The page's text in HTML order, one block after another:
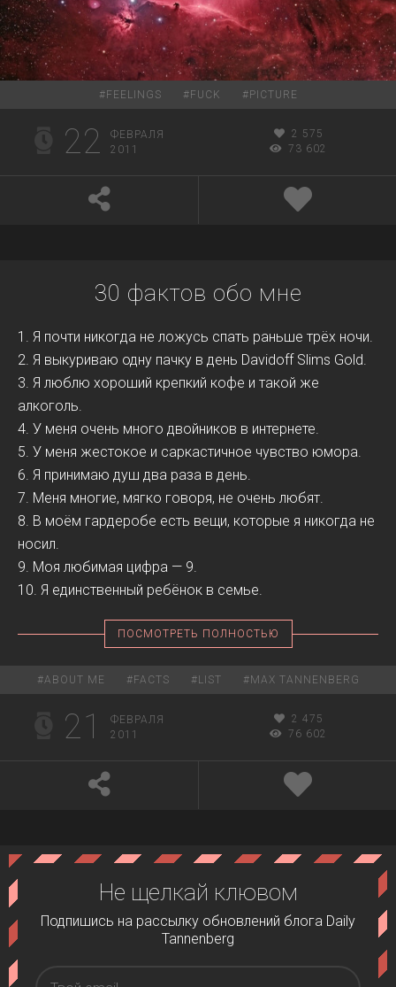
# FEELINGS # FUCK # PICTURE
22
ФЕВРАЛЯ
2011
2 575
73 602
30 фактов обо мне
1. Я почти никогда не ложусь спать раньше трёх ночи.
2. Я выкуриваю одну пачку в день Davidoff Slims Gold.
3. Я люблю хороший крепкий кофе и такой же
алкоголь.
4. У меня очень много двойников в интернете.
5. У меня жестокое и саркастичное чувство юмора.
6. Я принимаю душ два раза в день.
7. Меня многие, мягко говоря, не очень любят.
8. В моём гардеробе есть вещи, которые я никогда не
носил.
9. Моя любимая цифра — 9.
10. Я единственный ребёнок в семье.
ПОСМОТРЕТЬ ПОЛНОСТЬЮ
#ABOUT ME # FACTS # LIST # MAX TANNENBERG
21
ФЕВРАЛЯ
2011
2 475
76 602
Не щелкай клювом
Подпишись на рассылку обновлений блога Daily
Tannenberg